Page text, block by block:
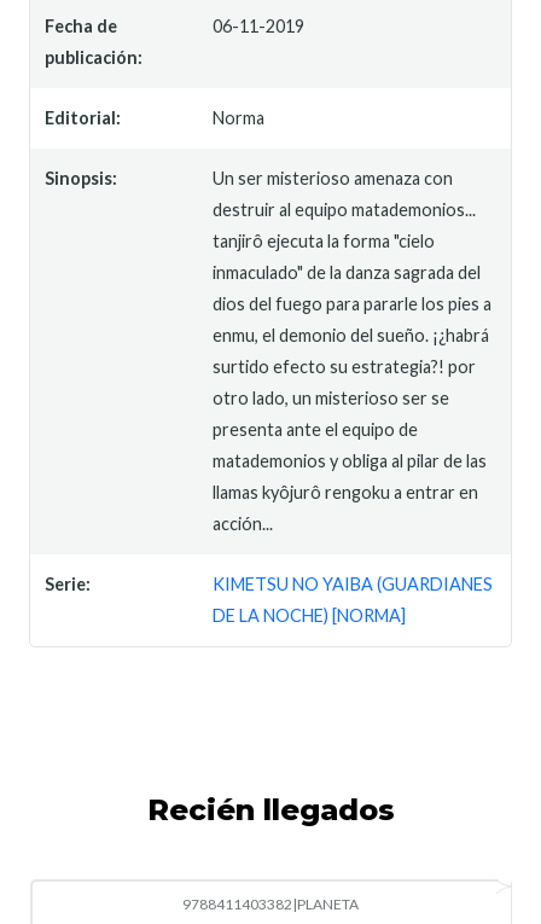
Fecha de
publicación:
06-11-2019
Editorial: Norma
Sinopsis:
Un ser misterioso amenaza con
destruir al equipo matademonios...
tanjirô ejecuta la forma "cielo
inmaculado" de la danza sagrada del
dios del fuego para pararle los pies a
enmu, el demonio del sueño. ¡¿habrá
surtido efecto su estrategia?! por
otro lado, un misterioso ser se
presenta ante el equipo de
matademonios y obliga al pilar de las
llamas kyôjurô rengoku a entrar en
acción...
Serie:
KIMETSU NO YAIBA (GUARDIANES
DE LA NOCHE) [NORMA]
Recién llegados
9788411403382 |PLANETA